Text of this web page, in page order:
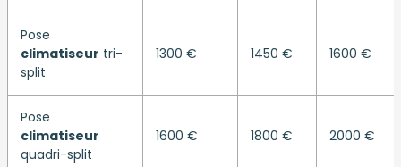
Pose
climatiseur tri-
split
1300 € 1450 € 1600 €
Pose
climatiseur
quadri-split
1600 € 1800 € 2000 €